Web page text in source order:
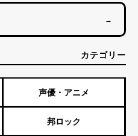
→
カテゴリー
声優・アニメ
邦ロック